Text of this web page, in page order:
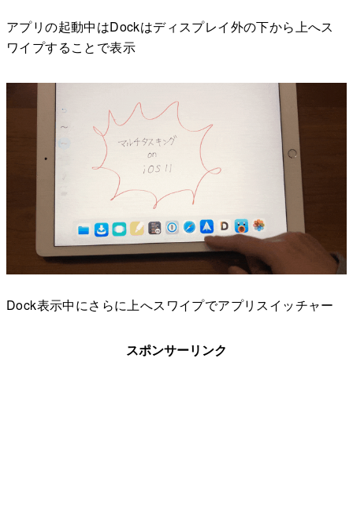
アプリの起動中はDockはディスプレイ外の下から上へス
ワイプすることで表示
Dock表示中にさらに上へスワイプでアプリスイッチャー
スポンサーリンク